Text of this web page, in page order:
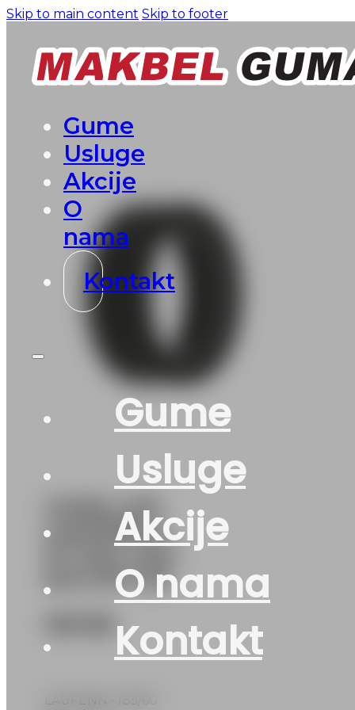
Skip to main content Skip to footer
Gume
Usluge
Akcije
O
nama
Kontakt
Gume
Usluge
Akcije
O nama
Kontakt
GUMA LJ/P
LAUFENN G
84H DOT:26